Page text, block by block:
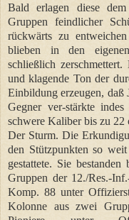
Bald erlagen diese
Gruppen feindlicher
rückwärts zu
blieben in den
schließlich
und klagende Ton der
Einbildung erzeugen, daß
Gegner ver-stärkte
schwere Kaliber bis zu 22
Der Sturm. Die
den Stützpunkten so
gestattete. Sie
Gruppen der 12./Res.-
Komp. 88 unter
Kolonne aus zwei